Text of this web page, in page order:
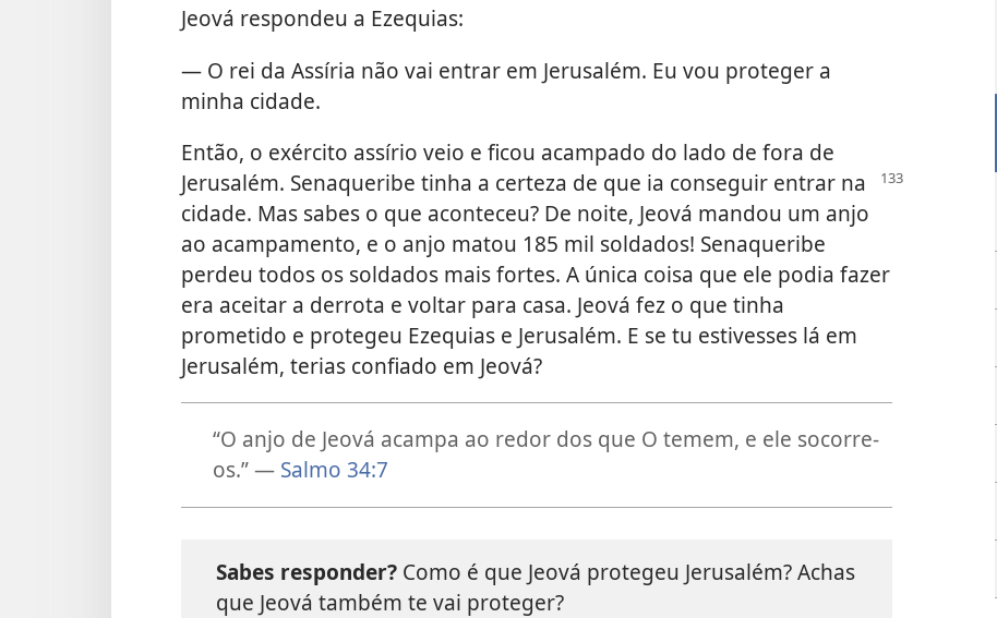
Jeová respondeu a Ezequias:
— O rei da Assíria não vai entrar em Jerusalém. Eu vou proteger a
minha cidade.
Então, o exército assírio veio e ficou acampado do lado de fora de
Jerusalém. Senaqueribe tinha a certeza de que ia conseguir entrar na
cidade. Mas sabes o que aconteceu? De noite, Jeová mandou um anjo
ao acampamento, e o anjo matou 185 mil soldados! Senaqueribe
perdeu todos os soldados mais fortes. A única coisa que ele podia fazer
era aceitar a derrota e voltar para casa. Jeová fez o que tinha
prometido e protegeu Ezequias e Jerusalém. E se tu estivesses lá em
Jerusalém, terias confiado em Jeová?
“O anjo de Jeová acampa ao redor dos que O temem, e ele socorre-
os.” — Salmo 34:7
Sabes responder? Como é que Jeová protegeu Jerusalém? Achas
que Jeová também te vai proteger?